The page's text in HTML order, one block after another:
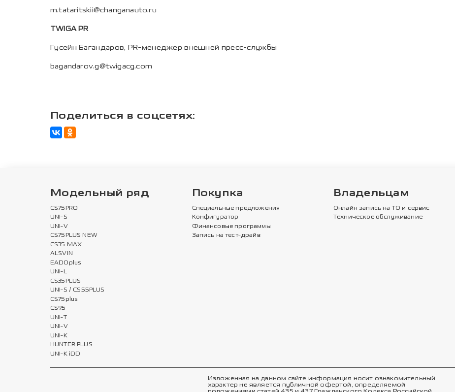
m.tataritskii@changanauto.ru
TWIGA PR
Гусейн Багандаров, PR-менеджер внешней пресс-службы
bagandarov.g@twigacg.com
Поделиться в соцсетях:
Модельный ряд
CS75PRO
UNI-S
UNI-V
CS75PLUS NEW
CS35 MAX
ALSVIN
EADOplus
UNI-L
CS35PLUS
UNI-S / CS55PLUS
CS75plus
CS95
UNI-T
UNI-V
UNI-K
HUNTER PLUS
UNI-K iDD
Покупка
Специальные предложения
Конфигуратор
Финансовые программы
Запись на тест-драйв
Владельцам
Онлайн запись на ТО и сервис
Техническое обслуживание
Изложенная на данном сайте информация носит ознакомительный
характер не является публичной офертой, определяемой